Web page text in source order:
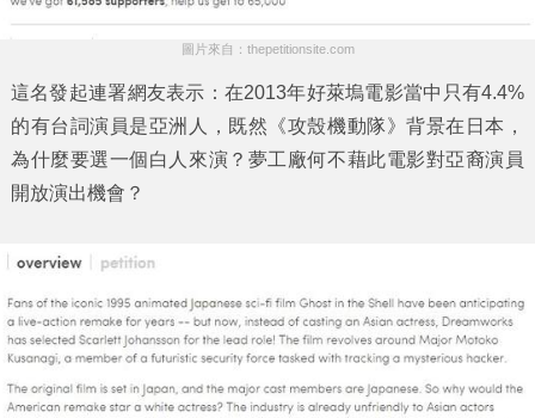
圖片來自：thepetitionsite.com
這名發起連署網友表示：在2013年好萊塢電影當中只有4.4%
的有台詞演員是亞洲人，既然《攻殼機動隊》背景在日本，
為什麼要選一個白人來演？夢工廠何不藉此電影對亞裔演員
開放演出機會？